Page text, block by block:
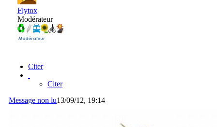
Flytox
Modérateur
Citer
Citer
Message non lu13/09/12, 19:14